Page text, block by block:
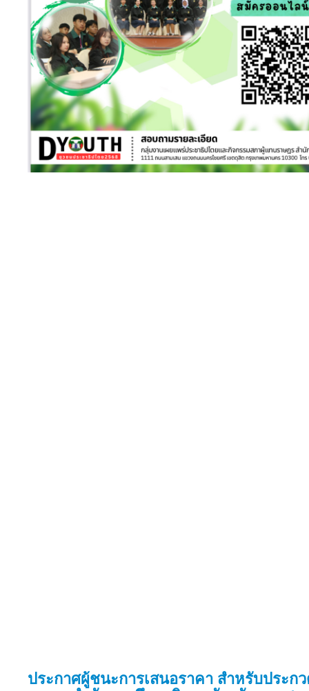
ประกาศผู้ชนะการเสนอราคา สำหรับประก